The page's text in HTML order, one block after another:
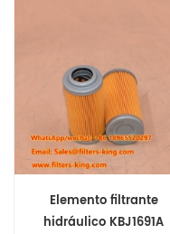
Referência cruzada para
uso nos modelos JCB
JS300LC, JS305, JS330,
JS330LC, JS370, JS500,
JZ140, JZ141, JZ235, LS2650,
LS2800 e LS3400.
Elemento filtrante
hidráulico KBJ1691A